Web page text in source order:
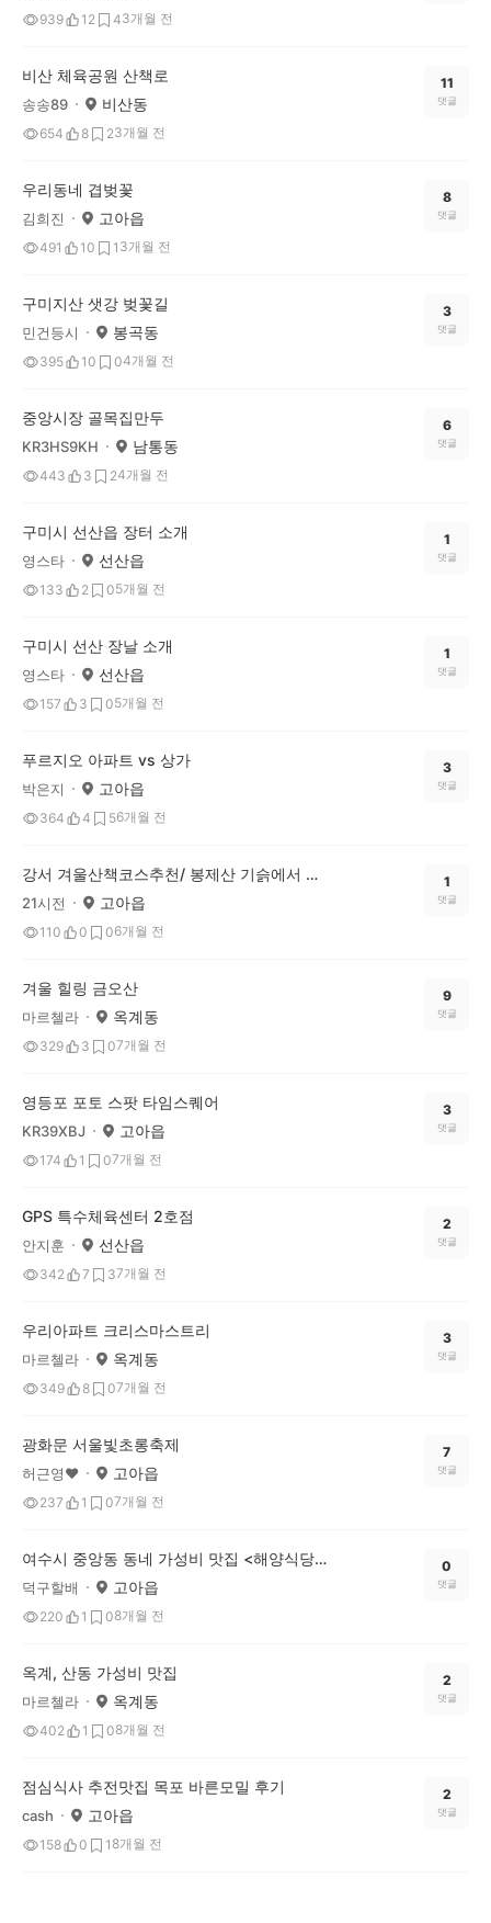
939 12 43개월 전
비산 체육공원 산책로
송송89 비산동
654 8 23개월 전
11
댓글
우리동네 겹벚꽃
김희진 고아읍
491 10 1 3개월 전
8
댓글
구미지산 샛강 벚꽃길
민건등시 봉곡동
395 10 04개월 전
3
댓글
중앙시장 골목집만두
KR3HS9KH 남통동
443 3 24개월 전
6
댓글
구미시 선산읍 장터 소개
영스타 선산읍
133 2 05개월 전
1
댓글
구미시 선산 장날 소개
영스타 선산읍
157 3 05개월 전
1
댓글
푸르지오 아파트 vs 상가
박은지 고아읍
364 4 56개월 전
3
댓글
강서 겨울산책코스추천/ 봉제산 기슭에서 즐기는 조용한 새해산책코스
21시전 고아읍
110 0 06개월 전
1
댓글
겨울 힐링 금오산
마르첼라 옥계동
329 3 07개월 전
9
댓글
영등포 포토 스팟 타임스퀘어
KR39XBJ 고아읍
174 1 07개월 전
3
댓글
GPS 특수체육센터 2호점
안지훈 선산읍
342 7 37개월 전
2
댓글
우리아파트 크리스마스트리
마르첼라 옥계동
349 8 07개월 전
3
댓글
광화문 서울빛초롱축제
허근영♥ 고아읍
237 1 07개월 전
7
댓글
여수시 중앙동 동네 가성비 맛집 <해양식당> 소개해요
덕구할배 고아읍
220 1 08개월 전
0
댓글
옥계, 산동 가성비 맛집
마르첼라 옥계동
402 1 08개월 전
2
댓글
점심식사 추전맛집 목포 바른모밀 후기
cash 고아읍
158 0 1 8개월 전
2
댓글